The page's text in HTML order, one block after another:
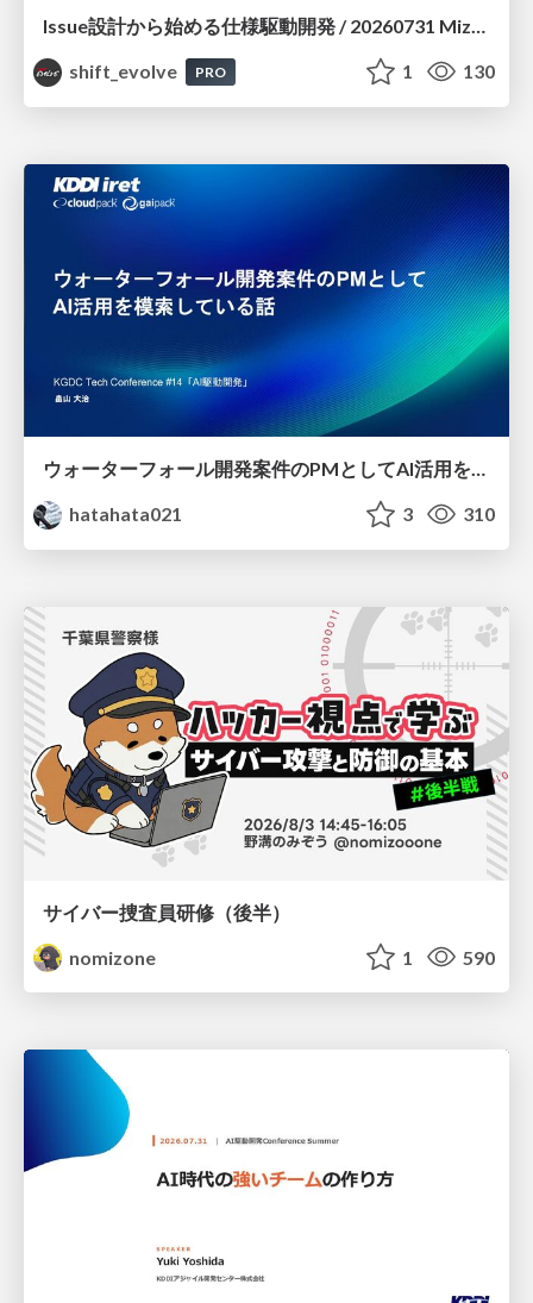
shift_evolve
PRO 1 130
ウォーターフォール開発案件のPMとしてAI活用を模索している話
hatahata021
3 310
サイバー捜査員研修（後半）
nomizone
1 590